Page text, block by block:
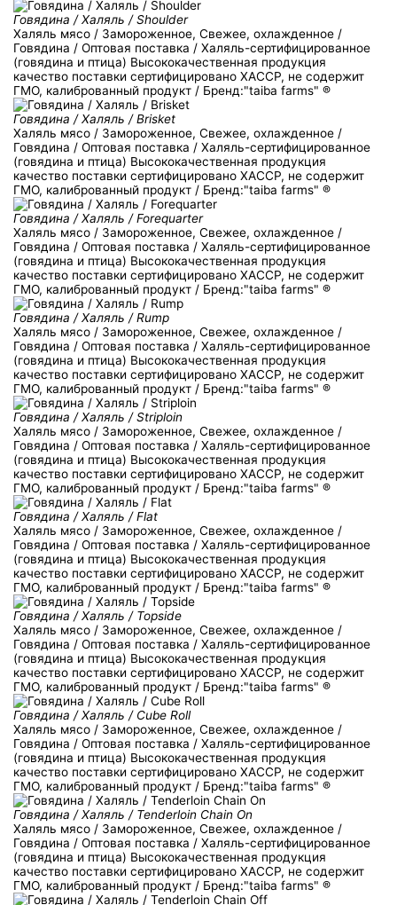
Говядина / Халяль / Shoulder
Халяль мясо / Замороженное, Свежее, охлажденное /
Говядина / Оптовая поставка / Халяль-сертифицированное
(говядина и птица) Высококачественная продукция
качество поставки сертифицировано ХACCP, не содержит
ГМО, калиброванный продукт / Бренд:"taiba farms" ®
Говядина / Халяль / Brisket
Халяль мясо / Замороженное, Свежее, охлажденное /
Говядина / Оптовая поставка / Халяль-сертифицированное
(говядина и птица) Высококачественная продукция
качество поставки сертифицировано ХACCP, не содержит
ГМО, калиброванный продукт / Бренд:"taiba farms" ®
Говядина / Халяль / Forequarter
Халяль мясо / Замороженное, Свежее, охлажденное /
Говядина / Оптовая поставка / Халяль-сертифицированное
(говядина и птица) Высококачественная продукция
качество поставки сертифицировано ХACCP, не содержит
ГМО, калиброванный продукт / Бренд:"taiba farms" ®
Говядина / Халяль / Rump
Халяль мясо / Замороженное, Свежее, охлажденное /
Говядина / Оптовая поставка / Халяль-сертифицированное
(говядина и птица) Высококачественная продукция
качество поставки сертифицировано ХACCP, не содержит
ГМО, калиброванный продукт / Бренд:"taiba farms" ®
Говядина / Халяль / Striploin
Халяль мясо / Замороженное, Свежее, охлажденное /
Говядина / Оптовая поставка / Халяль-сертифицированное
(говядина и птица) Высококачественная продукция
качество поставки сертифицировано ХACCP, не содержит
ГМО, калиброванный продукт / Бренд:"taiba farms" ®
Говядина / Халяль / Flat
Халяль мясо / Замороженное, Свежее, охлажденное /
Говядина / Оптовая поставка / Халяль-сертифицированное
(говядина и птица) Высококачественная продукция
качество поставки сертифицировано ХACCP, не содержит
ГМО, калиброванный продукт / Бренд:"taiba farms" ®
Говядина / Халяль / Topside
Халяль мясо / Замороженное, Свежее, охлажденное /
Говядина / Оптовая поставка / Халяль-сертифицированное
(говядина и птица) Высококачественная продукция
качество поставки сертифицировано ХACCP, не содержит
ГМО, калиброванный продукт / Бренд:"taiba farms" ®
Говядина / Халяль / Cube Roll
Халяль мясо / Замороженное, Свежее, охлажденное /
Говядина / Оптовая поставка / Халяль-сертифицированное
(говядина и птица) Высококачественная продукция
качество поставки сертифицировано ХACCP, не содержит
ГМО, калиброванный продукт / Бренд:"taiba farms" ®
Говядина / Халяль / Tenderloin Chain On
Халяль мясо / Замороженное, Свежее, охлажденное /
Говядина / Оптовая поставка / Халяль-сертифицированное
(говядина и птица) Высококачественная продукция
качество поставки сертифицировано ХACCP, не содержит
ГМО, калиброванный продукт / Бренд:"taiba farms" ®